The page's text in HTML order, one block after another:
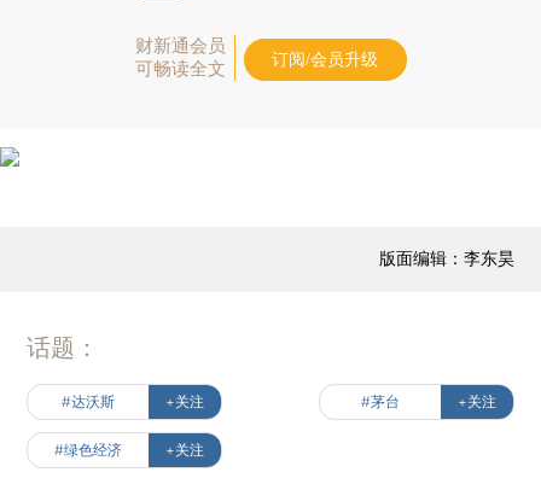
财新通会员
可畅读全文
订阅/会员升级
版面编辑：李东昊
话题：
#达沃斯 +关注 #茅台 +关注
#绿色经济 +关注